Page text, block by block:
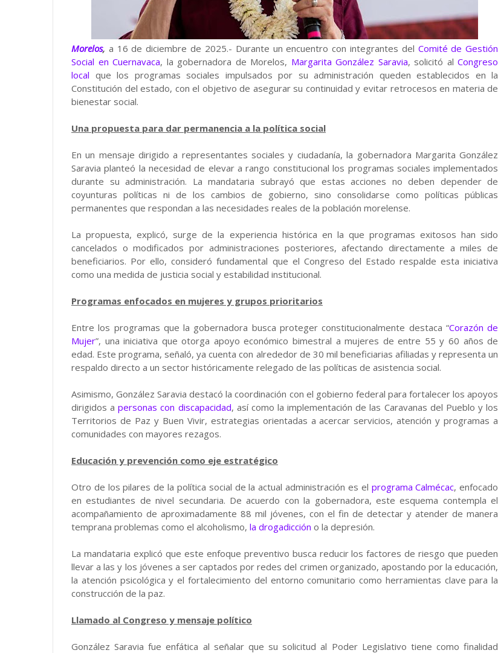
Morelos, a 16 de diciembre de 2025.- Durante un encuentro con integrantes del Comité de Gestión
Social en Cuernavaca, la gobernadora de Morelos, Margarita González Saravia, solicitó alCongreso
local que los programas sociales impulsados por su administración queden establecidos en la
Constitución del estado, con el objetivo de asegurar su continuidad y evitar retrocesos en materia de
bienestar social.
Una propuesta para dar permanencia a la política social
En un mensaje dirigido a representantes sociales y ciudadanía, la gobernadora Margarita González
Saravia planteó la necesidad de elevar a rango constitucional los programas sociales implementados
durante su administración. La mandataria subrayó que estas acciones no deben depender de
coyunturas políticas ni de los cambios de gobierno, sino consolidarse como políticas públicas
permanentes que respondan a las necesidades reales de la población morelense.
La propuesta, explicó, surge de la experiencia histórica en la que programas exitosos han sido
cancelados o modificados por administraciones posteriores, afectando directamente a miles de
beneficiarios. Por ello, consideró fundamental que el Congreso del Estado respalde esta iniciativa
como una medida de justicia social y estabilidad institucional.
Programas enfocados en mujeres y grupos prioritarios
Entre los programas que la gobernadora busca proteger constitucionalmente destaca “Corazón de
Mujer”, una iniciativa que otorga apoyo económico bimestral a mujeres de entre 55 y 60 años de
edad. Este programa, señaló, ya cuenta con alrededor de 30 mil beneficiarias afiliadas y representa un
respaldo directo a un sector históricamente relegado de las políticas de asistencia social.
Asimismo, González Saravia destacó la coordinación con el gobierno federal para fortalecer los apoyos
dirigidos apersonas con discapacidad, así como la implementación de las Caravanas del Pueblo y los
Territorios de Paz y Buen Vivir, estrategias orientadas a acercar servicios, atención y programas a
comunidades con mayores rezagos.
Educación y prevención como eje estratégico
Otro de los pilares de la política social de la actual administración es el programa Calmécac, enfocado
en estudiantes de nivel secundaria. De acuerdo con la gobernadora, este esquema contempla el
acompañamiento de aproximadamente 88 mil jóvenes, con el fin de detectar y atender de manera
temprana problemas como el alcoholismo, la drogadicción o la depresión.
La mandataria explicó que este enfoque preventivo busca reducir los factores de riesgo que pueden
llevar a las y los jóvenes a ser captados por redes del crimen organizado, apostando por la educación,
la atención psicológica y el fortalecimiento del entorno comunitario como herramientas clave para la
construcción de la paz.
Llamado al Congreso y mensaje político
González Saravia fue enfática al señalar que su solicitud al Poder Legislativo tiene como finalidad